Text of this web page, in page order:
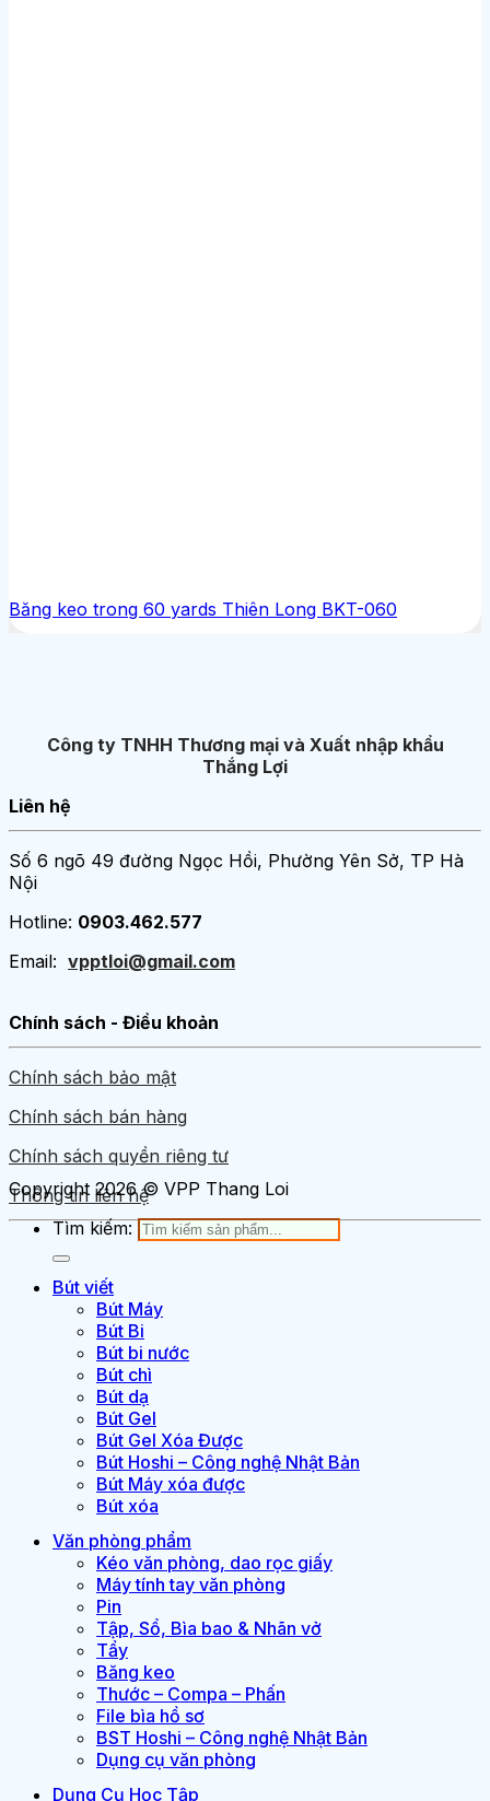
Băng keo trong 60 yards Thiên Long BKT-060
Công ty TNHH Thương mại và Xuất nhập khẩu
Thắng Lợi
Liên hệ
Số 6 ngõ 49 đường Ngọc Hồi, Phường Yên Sở, TP Hà
Nội
Hotline: 0903.462.577
Email: vpptloi@gmail.com
Chính sách - Điều khoản
Chính sách bảo mật
Chính sách bán hàng
Chính sách quyền riêng tư
Thông tin liên hệ
Copyright 2026 © VPP Thang Loi
Tìm kiếm:
Bút viết
Bút Máy
Bút Bi
Bút bi nước
Bút chì
Bút dạ
Bút Gel
Bút Gel Xóa Được
Bút Hoshi – Công nghệ Nhật Bản
Bút Máy xóa được
Bút xóa
Văn phòng phẩm
Kéo văn phòng, dao rọc giấy
Máy tính tay văn phòng
Pin
Tập, Sổ, Bìa bao & Nhãn vở
Tẩy
Băng keo
Thước – Compa – Phấn
File bìa hồ sơ
BST Hoshi – Công nghệ Nhật Bản
Dụng cụ văn phòng
Dụng Cụ Học Tập